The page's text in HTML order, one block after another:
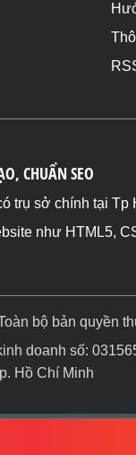
CHUẨN SEO
trụ sở chính tại
như HTML5,
bộ bản quyền
doanh số:
Hồ Chí Minh